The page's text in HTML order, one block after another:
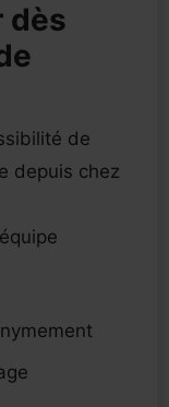
dès
de
depuis chez